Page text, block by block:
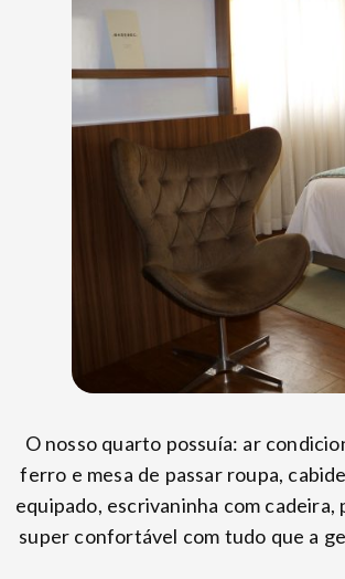
O nosso quarto possuía: ar
ferro e mesa de passar roupa,
equipado, escrivaninha com
super confortável com tudo que a